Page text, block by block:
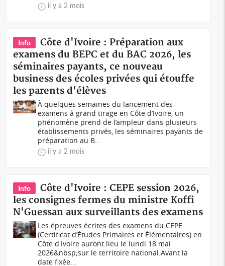
il y a 2 mois
Info
Côte d'Ivoire : Préparation aux
examens du BEPC et du BAC 2026, les
séminaires payants, ce nouveau
business des écoles privées qui étouffe
les parents d'élèves
À quelques semaines du lancement des
examens à grand tirage en Côte d’Ivoire, un
phénomène prend de l’ampleur dans plusieurs
établissements privés, les séminaires payants de
préparation au B...
il y a 2 mois
Info
Côte d'Ivoire : CEPE session 2026,
les consignes fermes du ministre Koffi
N'Guessan aux surveillants des examens
Les épreuves écrites des examens du CEPE
(Certificat d’Études Primaires et Élémentaires) en
Côte d'Ivoire auront lieu le lundi 18 mai
2026&nbsp;sur le territoire national.Avant la
date fixée...